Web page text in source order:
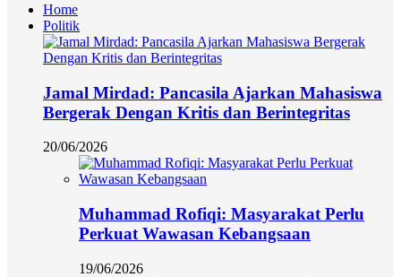
Home
Politik
Jamal Mirdad: Pancasila Ajarkan Mahasiswa
Bergerak Dengan Kritis dan Berintegritas
20/06/2026
Muhammad Rofiqi: Masyarakat Perlu
Perkuat Wawasan Kebangsaan
19/06/2026